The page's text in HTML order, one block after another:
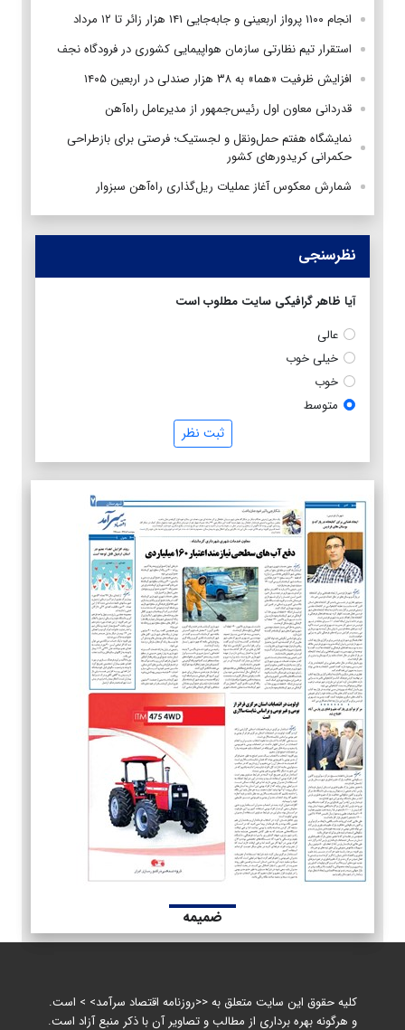
انجام ۱۱۰۰ پرواز اربعینی و جابه‌جایی ۱۴۱ هزار زائر تا ۱۲ مرداد
استقرار تیم‌ نظارتی سازمان هواپیمایی کشوری در فرودگاه نجف
افزایش ظرفیت «هما» به ۳۸ هزار صندلی در اربعین ۱۴۰۵
قدردانی معاون اول رئیس‌جمهور از مدیرعامل راه‌آهن
نمایشگاه هفتم حمل‌ونقل و لجستیک؛ فرصتی برای بازطراحی
حکمرانی کریدورهای کشور
شمارش معکوس آغاز عملیات ریل‌گذاری راه‌آهن سبزوار
نظرسنجی
آیا ظاهر گرافیکی سایت مطلوب است
عالی
خیلی خوب
خوب
متوسط
ثبت نظر
ضمیمه
کلیه حقوق این سایت متعلق به <<روزنامه اقتصاد سرآمد> > است.
و هرگونه بهره برداری از مطالب و تصاویر آن با ذکر منبع آزاد است.